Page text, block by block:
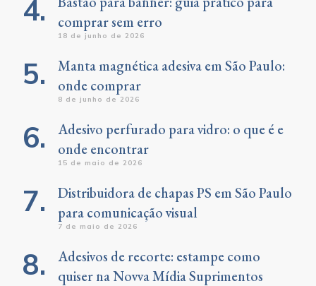
comprar sem erro
18 de junho de 2026
Manta magnética adesiva em São Paulo:
onde comprar
8 de junho de 2026
Adesivo perfurado para vidro: o que é e
onde encontrar
15 de maio de 2026
Distribuidora de chapas PS em São Paulo
para comunicação visual
7 de maio de 2026
Adesivos de recorte: estampe como
quiser na Novva Mídia Suprimentos